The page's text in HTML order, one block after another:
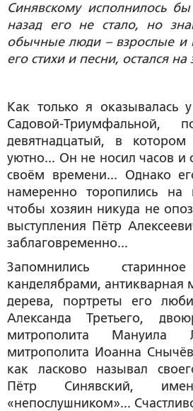
Синявскому исполнилось
назад его не стало, но
обычные люди – взрослые и
его стихи и песни, остался на
Как только я оказывалась
Садовой-
девятнадцатый, в
уютно... Он не носил часов и
своём времени... Однако
намеренно торопились на
чтобы хозяин никуда не
выступления Пётр
заблаговременно...
Запомнились
канделябрами, антикварная
дерева, портреты его
Александа Третьего,
митрополита Мануила
митрополита Иоанна
как ласково называл
Пётр Синявский,
«непослушником»...